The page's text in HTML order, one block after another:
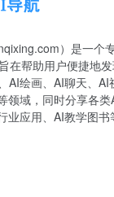
）是一个
在帮助用户便捷地
AI绘画、AI聊天、
领域，同时分享各
业应用、AI教学图